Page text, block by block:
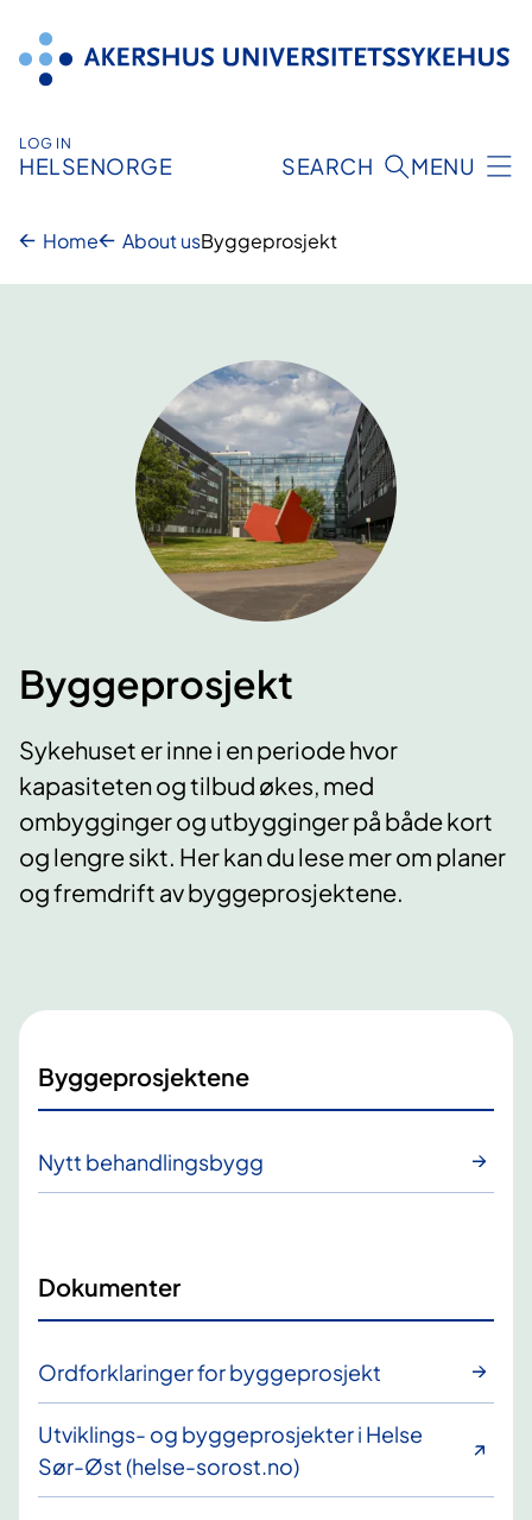
innhold
LOG IN
HELSENORGE SEARCH MENU
Home About usByggeprosjekt
Byggeprosjekt
Sykehuset er inne i en periode hvor
kapasiteten og tilbud økes, med
ombygginger og utbygginger på både kort
og lengre sikt. Her kan du lese mer om planer
og fremdrift av byggeprosjektene.
Byggeprosjektene
Nytt behandlingsbygg
Dokumenter
Ordforklaringer for byggeprosjekt
Utviklings- og byggeprosjekter i Helse
Sør-Øst (helse-sorost.no)